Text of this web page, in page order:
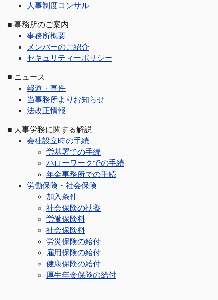
人事制度コンサル
■ 事務所のご案内
事務所概要
メンバーのご紹介
セキュリティーポリシー
■ ニュース
報道・事件
当事務所よりお知らせ
法改正情報
■ 人事労務に関する解説
会社設立時の手続
労基署での手続
ハローワークでの手続
年金事務所での手続
労働保険・社会保険
加入条件
社会保険の扶養
労働保険料
社会保険料
労災保険の給付
雇用保険の給付
健康保険の給付
厚生年金保険の給付